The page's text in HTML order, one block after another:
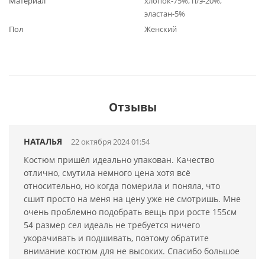
эластан-5%
Пол
Женский
Отзывы
НАТАЛЬЯ 22 октября 2024 01:54
Костюм пришёл идеально упакован. Качество
отлично, смутила немного цена хотя всё
относительно, но когда померила и поняла, что
сшит просто на меня на цену уже не смотришь. Мне
очень проблемно подобрать вещь при росте 155см
54 размер сел идеаль не требуется ничего
укорачивать и подшивать, поэтому обратите
внимание костюм для не высоких. Спасибо большое